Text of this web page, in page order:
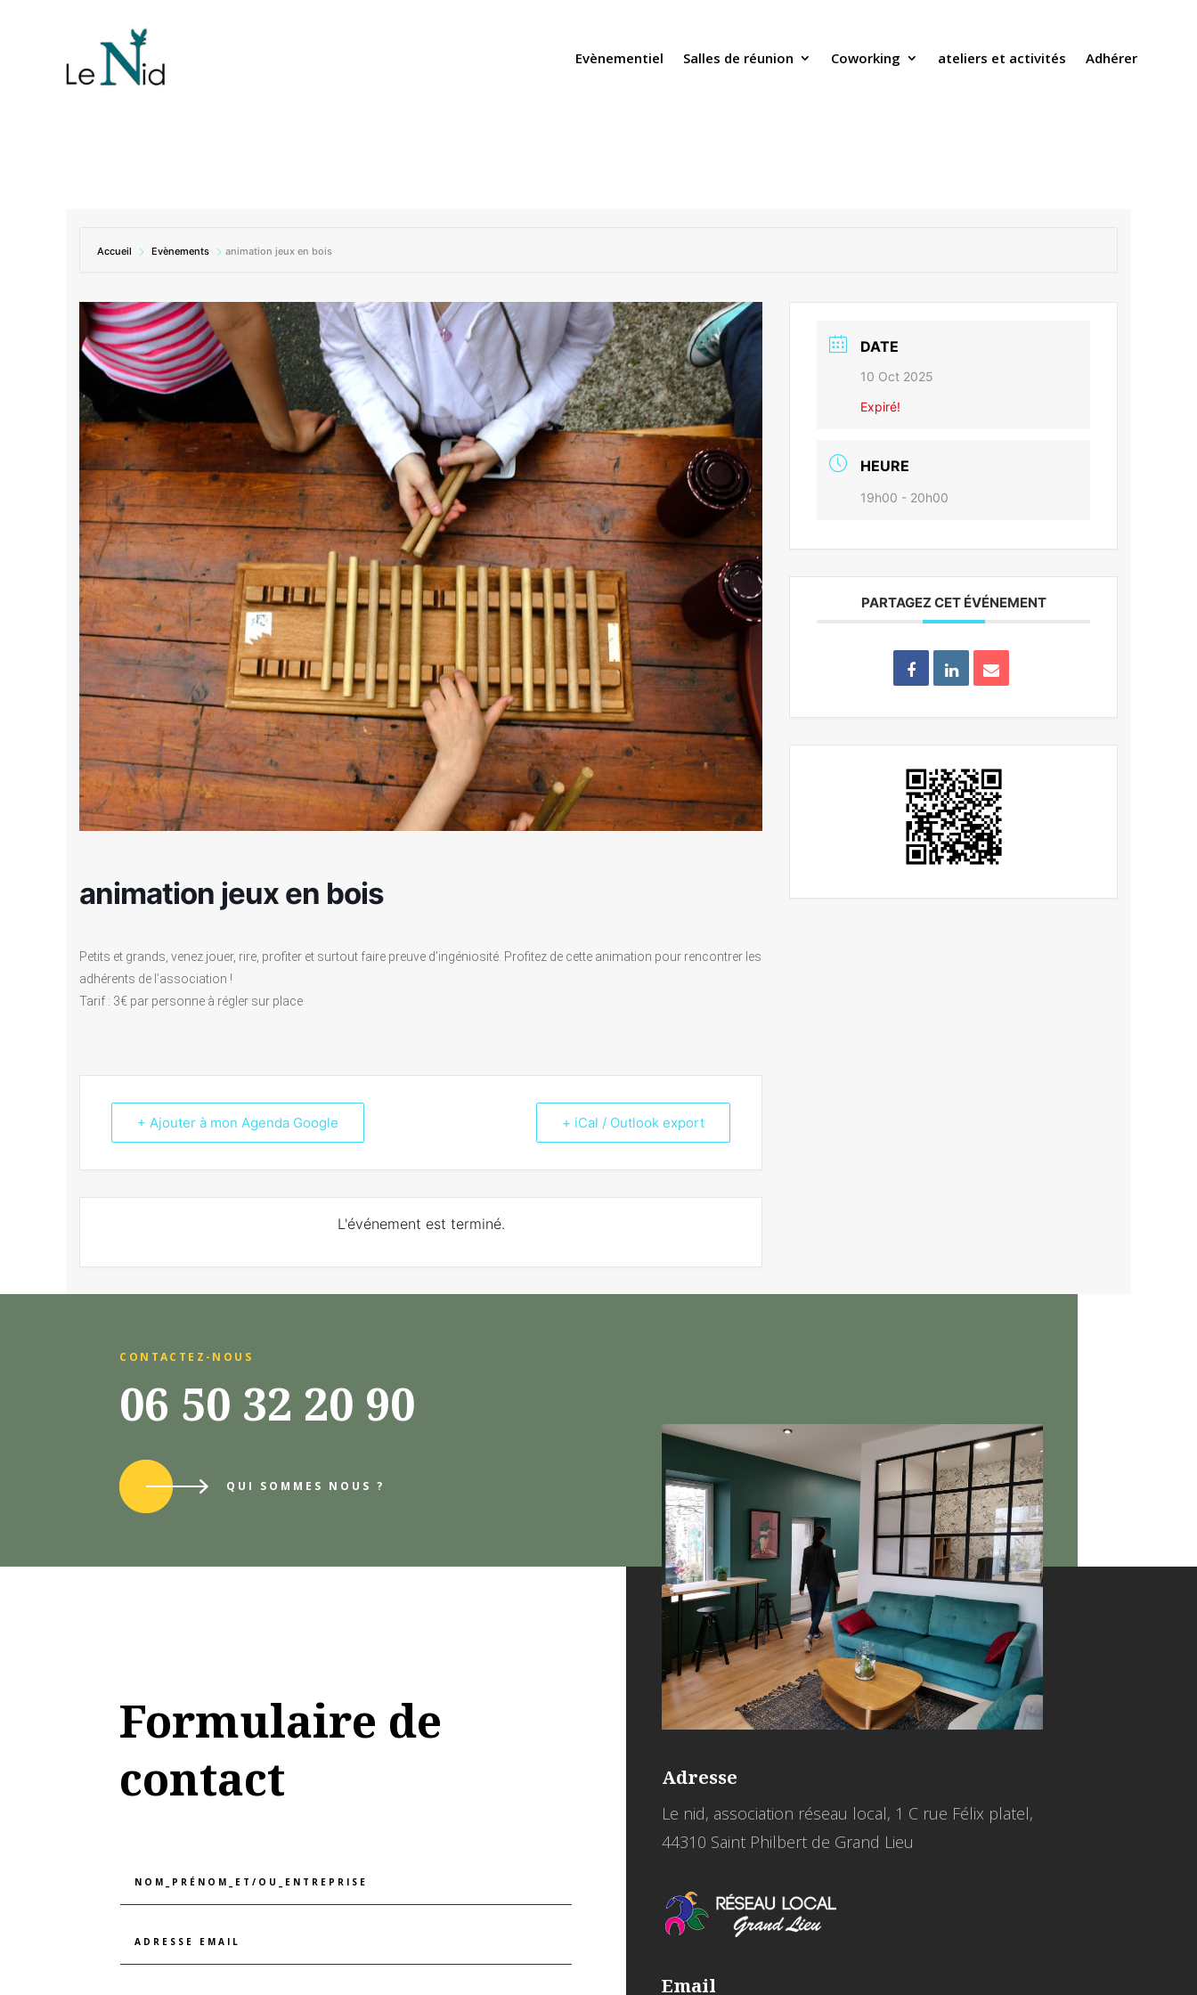
Evènementiel Salles de réunion Coworking ateliers et activités Adhérer
Accueil Evènements animation jeux en bois
animation jeux en bois
Petits et grands, venez jouer, rire, profiter et surtout faire preuve d’ingéniosité. Profitez de cette animation pour rencontrer les
adhérents de l’association !
Tarif : 3€ par personne à régler sur place
+ Ajouter à mon Agenda Google + iCal / Outlook export
L'événement est terminé.
DATE
10 Oct 2025
Expiré!
HEURE
19h00 - 20h00
PARTAGEZ CET ÉVÉNEMENT
CONTACTEZ-NOUS
06 50 32 20 90
QUI SOMMES NOUS ?
Formulaire de
contact
Adresse
Le nid, association réseau local, 1 C rue Félix platel,
44310 Saint Philbert de Grand Lieu
Email